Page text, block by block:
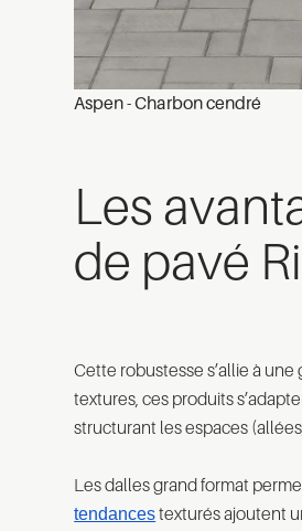
Aspen - Charbon cendré
Les
de pavé
Cette robustesse s’allie à
textures, ces produits
structurant les espaces
Les dalles grand format
tendancestexturés ajoutent